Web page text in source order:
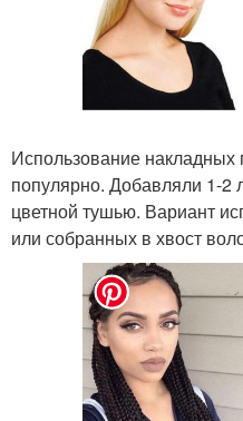
Использование накладных
популярно. Добавляли 1-2
цветной тушью. Вариант
или собранных в хвост